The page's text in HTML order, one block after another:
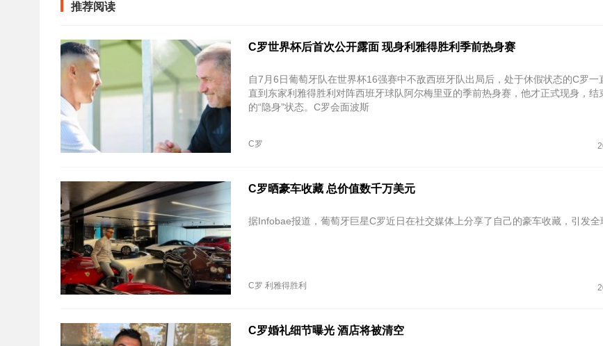
推荐阅读
C罗世界杯后首次公开露面 现身利雅得胜利季前热身赛
自7月6日葡萄牙队在世界杯16强赛中不敌西班牙队出局后，处于休假状态的C罗一
直到东家利雅得胜利对阵西班牙球队阿尔梅里亚的季前热身赛，他才正式现身，结
的“隐身”状态。C罗会面波斯
C罗
C罗晒豪车收藏 总价值数千万美元
据Infobae报道，葡萄牙巨星C罗近日在社交媒体上分享了自己的豪车收藏，引发全
C罗 利雅得胜利
C罗婚礼细节曝光 酒店将被清空